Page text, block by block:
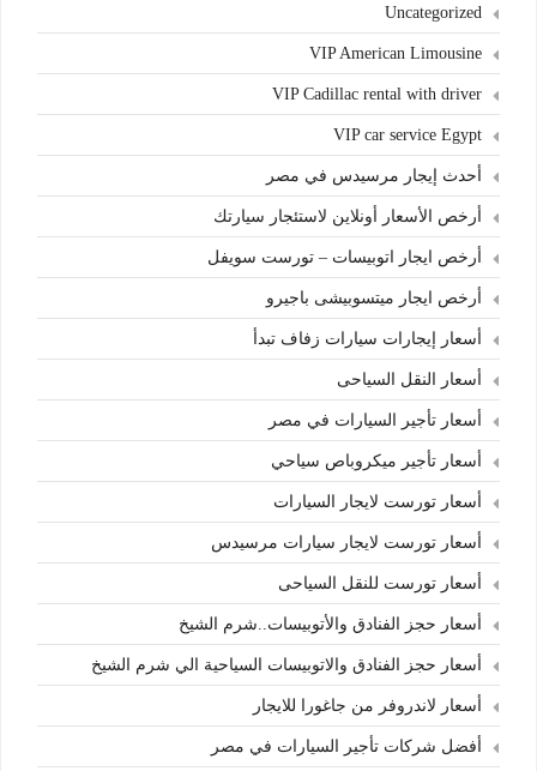
Uncategorized
VIP American Limousine
VIP Cadillac rental with driver
VIP car service Egypt
أحدث إيجار مرسيدس في مصر
أرخص الأسعار أونلاين لاستئجار سيارتك
أرخص ايجار اتوبيسات – تورست سويفل
أرخص ايجار ميتسوبيشى باجيرو
أسعار إيجارات سيارات زفاف تبدأ
أسعار النقل السياحى
أسعار تأجير السيارات في مصر
أسعار تأجير ميكروباص سياحي
أسعار تورست لايجار السيارات
أسعار تورست لايجار سيارات مرسيدس
أسعار تورست للنقل السياحى
أسعار حجز الفنادق والأتوبيسات..شرم الشيخ
أسعار حجز الفنادق والاتوبيسات السياحية الي شرم الشيخ
أسعار لاندروفر من جاغورا للايجار
أفضل شركات تأجير السيارات في مصر